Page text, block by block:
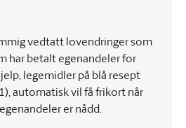
vedtatt lovendringer som
har betalt egenandeler for
legemidler på blå resept
automatisk vil få frikort når
er nådd.